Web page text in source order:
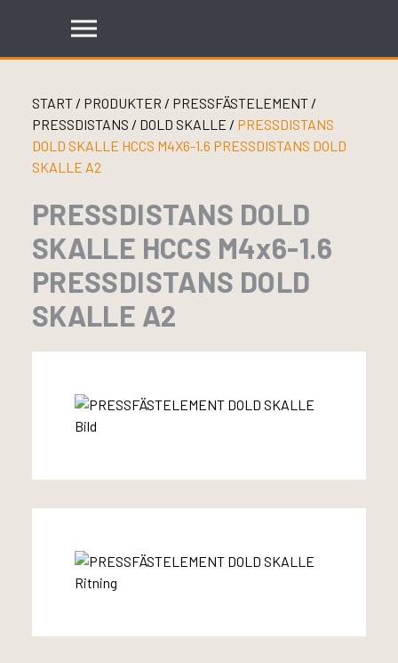
START/ PRODUKTER / PRESSFÄSTELEMENT /
PRESSDISTANS / DOLD SKALLE / PRESSDISTANS
DOLD SKALLE HCCS M4X6-1.6 PRESSDISTANS DOLD
SKALLE A2
PRESSDISTANS DOLD
SKALLE HCCS M4x6-1.6
PRESSDISTANS DOLD
SKALLE A2